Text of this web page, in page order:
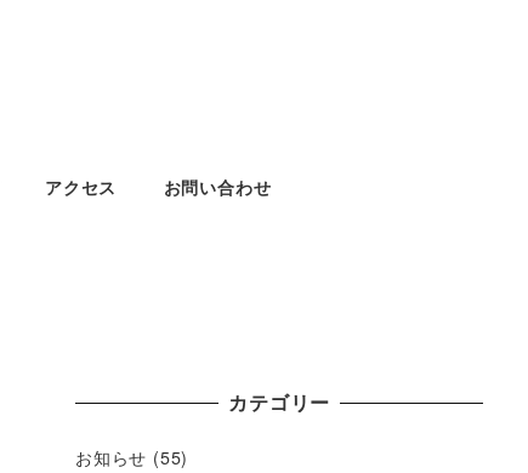
アクセス お問い合わせ
カテゴリー
お知らせ (55)